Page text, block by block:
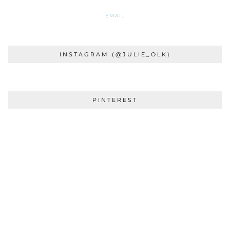
EMAIL
INSTAGRAM (@JULIE_OLK)
PINTEREST